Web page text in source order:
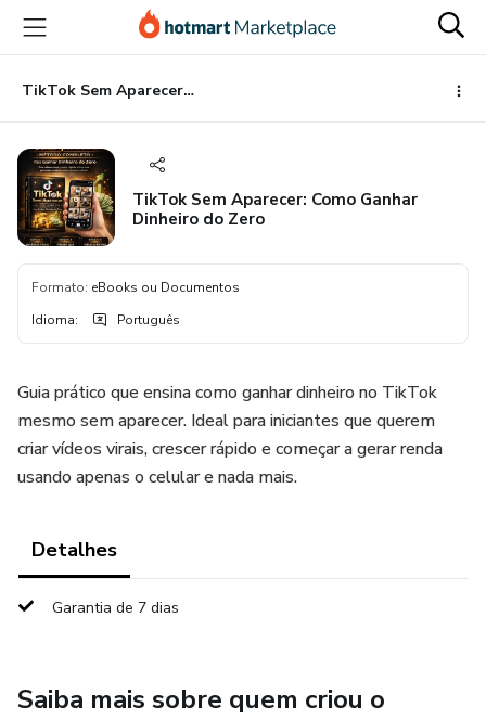
para
conteúdo
principal
para
pagamento
para
rodapé
TikTok Sem Aparecer: Como Ganhar Dinheiro do Zero
TikTok Sem Aparecer: Como Ganhar
Dinheiro do Zero
Formato: eBooks ou Documentos
Idioma: Português
Guia prático que ensina como ganhar dinheiro no TikTok
mesmo sem aparecer. Ideal para iniciantes que querem
criar vídeos virais, crescer rápido e começar a gerar renda
usando apenas o celular e nada mais.
Detalhes
Garantia de 7 dias
Saiba mais sobre quem criou o